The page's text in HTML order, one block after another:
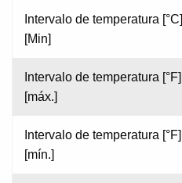
Intervalo de temperatura [°C]
[Min]
Intervalo de temperatura [°F]
[máx.]
Intervalo de temperatura [°F]
[mín.]